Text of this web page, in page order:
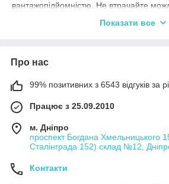
вантажопідйомністю. Не втрачайте
місці. Замовляйте якісний інструмент
Показати все
Про нас
99% позитивних з 6543 відгуків за
Працює з 25.09.2010
м. Дніпро
проспект Богдана Хмельницького
Сталінграда 152) склад №12,
Контакти